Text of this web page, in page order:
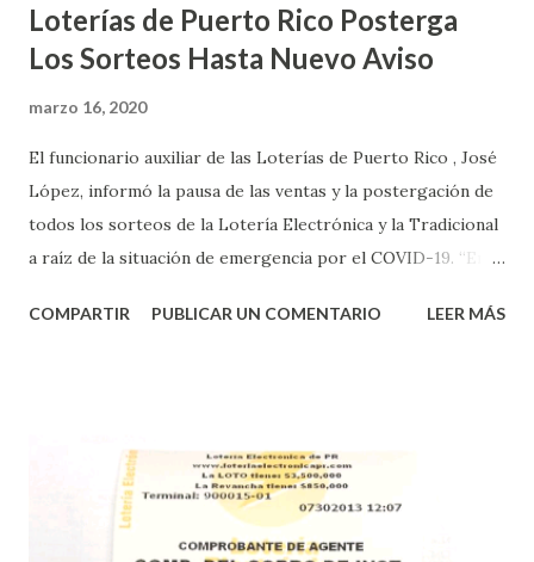
Loterías de Puerto Rico Posterga
Los Sorteos Hasta Nuevo Aviso
marzo 16, 2020
El funcionario auxiliar de las Loterías de Puerto Rico , José
López, informó la pausa de las ventas y la postergación de
todos los sorteos de la Lotería Electrónica y la Tradicional
a raíz de la situación de emergencia por el COVID-19. “En
proteger la salud de nuestros empleados, vendedores y
instantáneos”, indicó López. Sobre el sorteo de Powerball,
López explicó que el mismo se continuará realizando en los
Estados Unidos y los jugadores podrán conocer los
COMPARTIR PUBLICAR UN COMENTARIO LEER MÁS